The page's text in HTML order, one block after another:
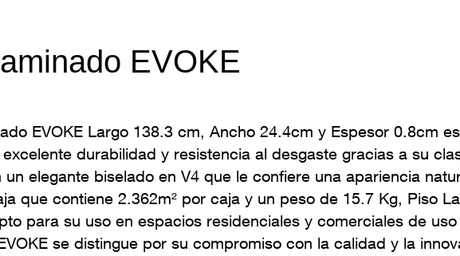
EVOKE
EVOKE Largo 138.3 cm, Ancho 24.4cm y Espesor 0.8cm
durabilidad y resistencia al desgaste gracias a su
elegante biselado en V4 que le confiere una apariencia
que contiene 2.362m² por caja y un peso de 15.7 Kg, Piso
para su uso en espacios residenciales y comerciales de uso
se distingue por su compromiso con la calidad y la